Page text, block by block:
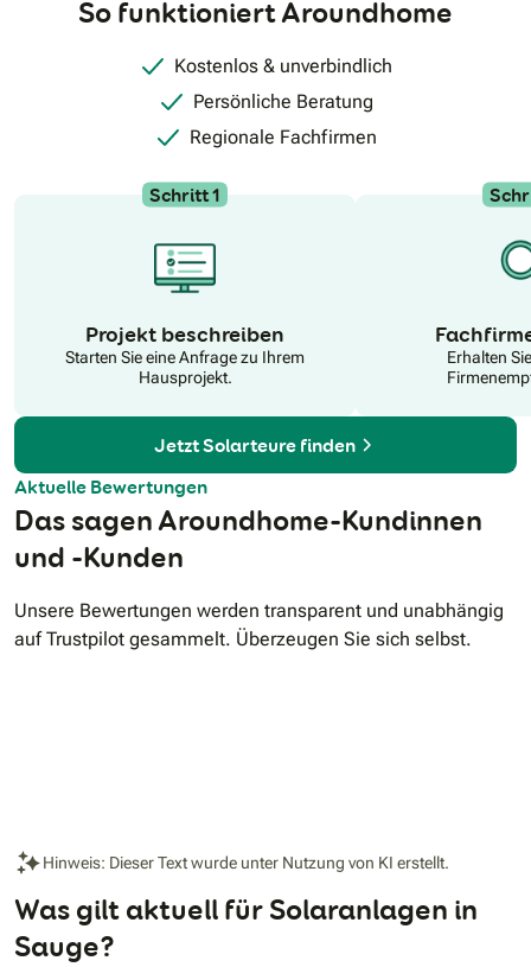
So funktioniert Aroundhome
Kostenlos & unverbindlich
Persönliche Beratung
Regionale Fachfirmen
Schritt 1
Projekt beschreiben
Starten Sie eine Anfrage zu Ihrem
Hausprojekt.
Erhalten
Jetzt Solarteure finden
Aktuelle Bewertungen
Das sagen Aroundhome-Kundinnen
und -Kunden
Unsere Bewertungen werden transparent und unabhängig
auf Trustpilot gesammelt. Überzeugen Sie sich selbst.
Hinweis: Dieser Text wurde unter Nutzung von KI erstellt.
Was gilt aktuell für Solaranlagen in
Sauge?